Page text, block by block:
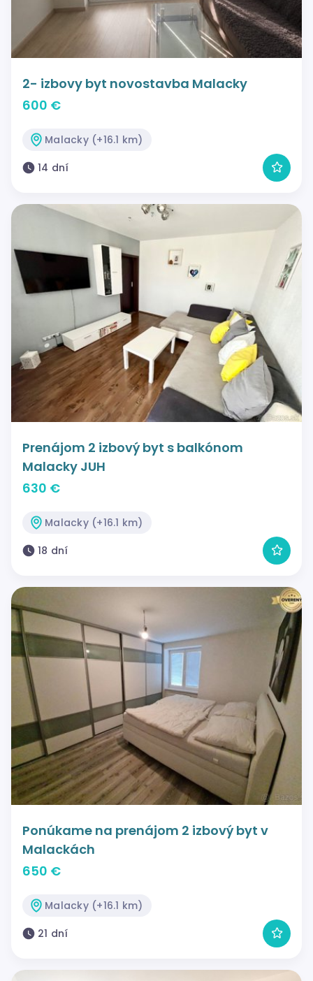
2- izbovy byt novostavba Malacky
600 €
Malacky (+16.1 km)
14 dní
Prenájom 2 izbový byt s balkónom
Malacky JUH
630 €
Malacky (+16.1 km)
18 dní
Ponúkame na prenájom 2 izbový byt v
Malackách
650 €
Malacky (+16.1 km)
21 dní